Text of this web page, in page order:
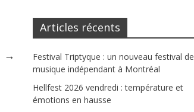
→
Articles récents
Festival Triptyque : un nouveau festival de
musique indépendant à Montréal
Hellfest 2026 vendredi : température et
émotions en hausse